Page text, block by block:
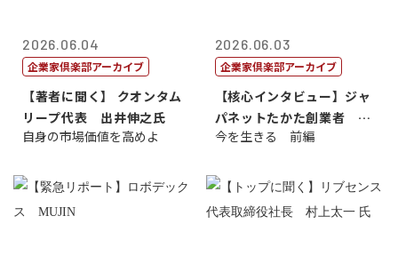
2026.06.04
企業家倶楽部アーカイブ
【著者に聞く】 クオンタム
リープ代表 出井伸之氏
自身の市場価値を高めよ
2026.06.03
企業家倶楽部アーカイブ
【核心インタビュー】ジャ
パネットたかた創業者 髙
田 明氏
今を生きる 前編